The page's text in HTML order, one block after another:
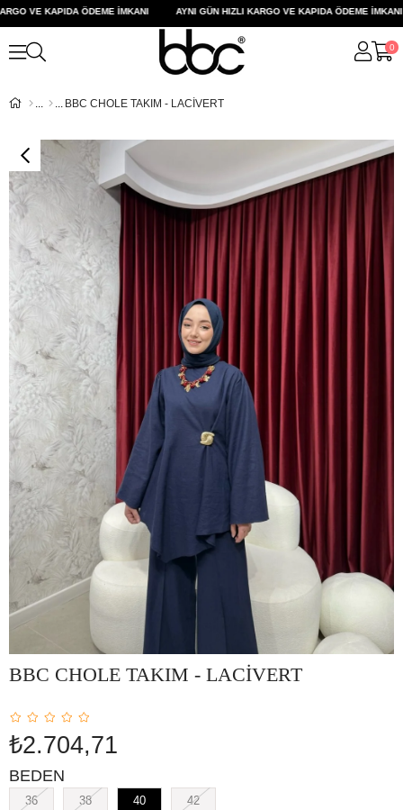
VE KAPIDA ÖDEME İMKANI AYNI GÜN HIZLI KARGO VE KAPIDA ÖDEME İMKANI
0
BBC CHOLE TAKIM - LACİVERT
BBC CHOLE TAKIM - LACİVERT
₺2.704,71
BEDEN
36 38 40 42